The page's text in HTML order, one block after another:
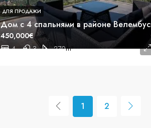
4 3 270m²
450,000€
ДЛЯ ПРОДАЖИ
1 2